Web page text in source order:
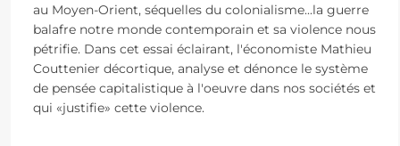
au Moyen-Orient, séquelles du colonialisme...la guerre
balafre notre monde contemporain et sa violence nous
pétrifie. Dans cet essai éclairant, l'économiste Mathieu
Couttenier décortique, analyse et dénonce le système
de pensée capitalistique à l'oeuvre dans nos sociétés et
qui «justifie» cette violence.